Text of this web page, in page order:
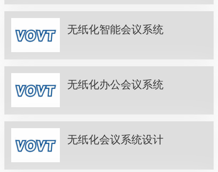
无纸化智能会议系统
无纸化办公会议系统
无纸化会议系统设计